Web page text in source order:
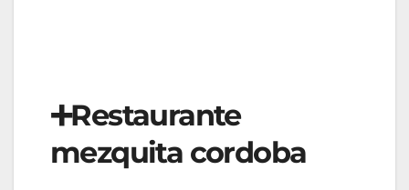
➕Restaurante
mezquita cordoba